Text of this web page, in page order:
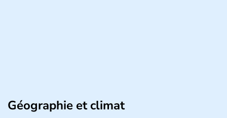
Géographie et climat